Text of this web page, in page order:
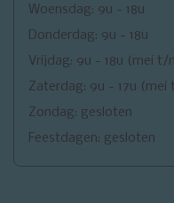
Woensdag: 9u - 18u
Donderdag: 9u - 18u
Vrijdag: 9u - 18u (mei t/
Zaterdag: 9u - 17u
Zondag: gesloten
Feestdagen: gesloten